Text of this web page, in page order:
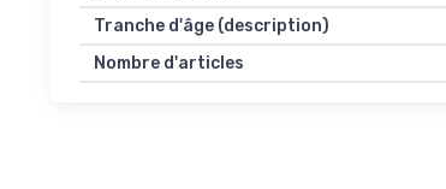
Tranche d'âge (description)
Nombre d'articles